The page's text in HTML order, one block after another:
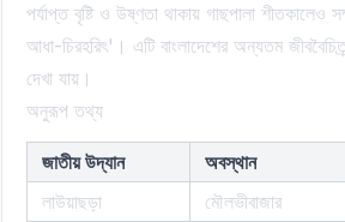
পর্যাপ্ত বৃষ্টি ও উষ্ণতা থাকায় গাছপালা
আধা-চিরহরিৎ'। এটি বাংলাদেশের অন্যতম
দেখা যায়।
অনুরূপ তথ্য
জাতীয় উদ্যান অবস্থান
লাউয়াছড়া
মৌলভীবাজার